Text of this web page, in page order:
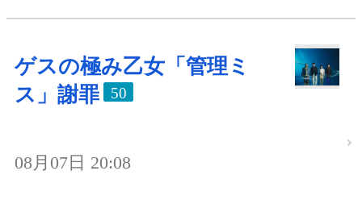
ゲスの極み乙女「管理ミ
ス」謝罪
50
08月07日 20:08